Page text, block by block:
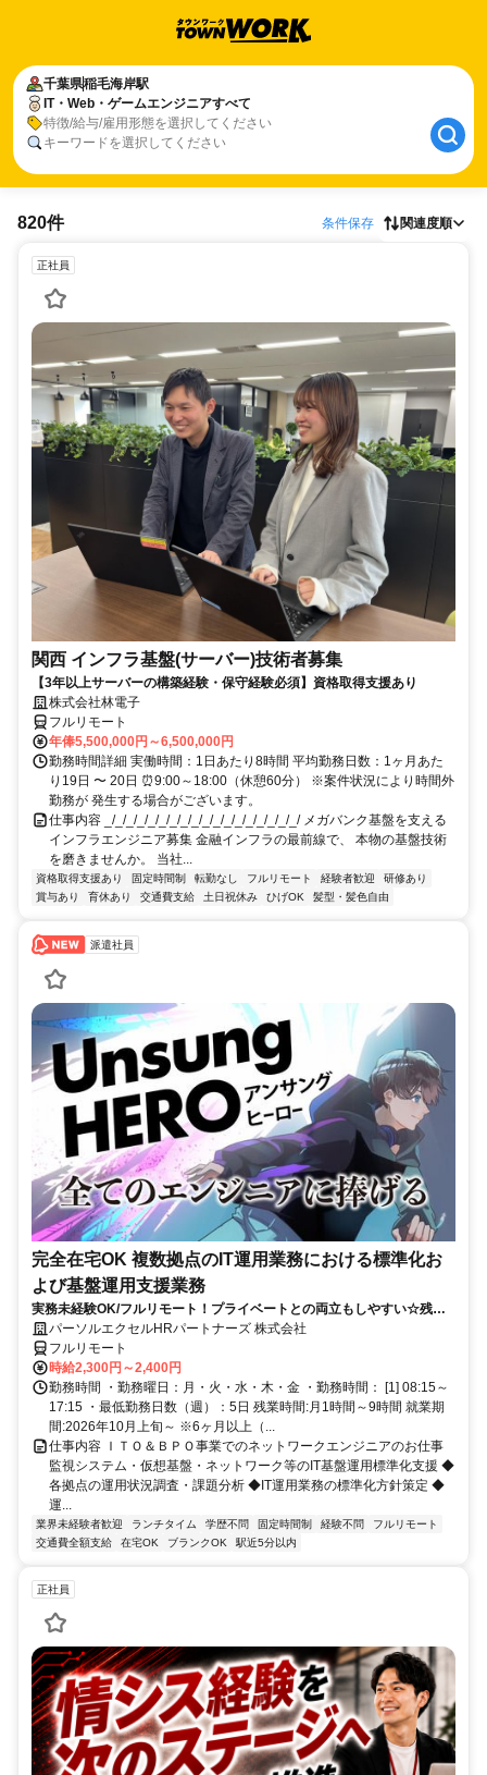
千葉県稲毛海岸駅
IT・Web・ゲームエンジニアすべて
特徴/給与/雇用形態を選択してください
キーワードを選択してください
820件 条件保存 関連度順
正社員
関西 インフラ基盤(サーバー)技術者募集
【3年以上サーバーの構築経験・保守経験必須】資格取得支援あり
株式会社林電子
フルリモート
年俸5,500,000円～6,500,000円
勤務時間詳細 実働時間：1日あたり8時間 平均勤務日数：1ヶ月あた
り19日 〜 20日 ⏰9:00～18:00（休憩60分） ※案件状況により時間外
勤務が 発生する場合がございます。
仕事内容 _/_/_/_/_/_/_/_/_/_/_/_/_/_/_/_/_/_/ メガバンク基盤を支える
インフラエンジニア募集 金融インフラの最前線で、 本物の基盤技術
を磨きませんか。 当社...
資格取得支援あり 固定時間制 転勤なし フルリモート 経験者歓迎
研修あり
賞与あり
育休あり 交通費支給 土日祝休み ひげOK 髪型・髪色自由
派遣社員
完全在宅OK 複数拠点のIT運用業務における標準化お
よび基盤運用支援業務
実務未経験OK/フルリモート！プライベートとの両立もしやすい☆残業
ちょっと♪
パーソルエクセルHRパートナーズ 株式会社
フルリモート
時給2,300円～2,400円
勤務時間 ・勤務曜日：月・火・水・木・金 ・勤務時間： [1] 08:15～
17:15 ・最低勤務日数（週）：5日 残業時間:月1時間～9時間 就業期
間:2026年10月上旬～ ※6ヶ月以上（...
仕事内容 ＩＴＯ＆ＢＰＯ事業でのネットワークエンジニアのお仕事
監視システム・仮想基盤・ネットワーク等のIT基盤運用標準化支援 ◆
各拠点の運用状況調査・課題分析 ◆IT運用業務の標準化方針策定 ◆
運...
業界未経験者歓迎 ランチタイム 学歴不問 固定時間制 経験不問
フルリモート
交通費全額支給
在宅OK ブランクOK 駅近5分以内
正社員